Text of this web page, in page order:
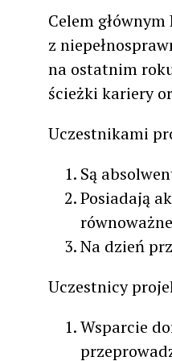
Rada Dyscypliny
Administracja
Koordynatorka ds.
Stypendia
Stypendium Ministra
Kierunek aktorstwo,
Kierunek reżyseria,
Celem
z
na ostatnim
ścieżki kariery
Uczestnikami
Są
Posiadają
Na dzień
Uczestnicy
Wsparcie